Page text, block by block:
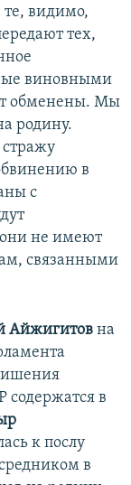
видимо,
тех,
виновными
обменены. Мы
родину.
в
с
не имеют
связанными
Айжигитов на
содержатся в
к послу
в